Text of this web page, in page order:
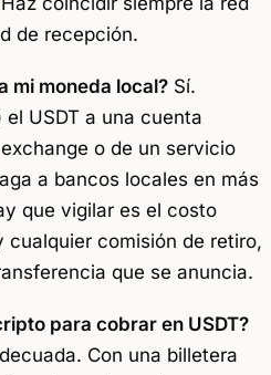
de recepción.
mi moneda local? Sí.
USDT a una cuenta
o de un servicio
a bancos locales en más
que vigilar es el costo
comisión de retiro,
que se anuncia.
para cobrar en USDT?
Con una billetera